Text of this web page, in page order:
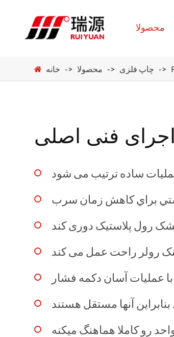
محصولا
خانه محصولا چاپ فلزی
براي کاهش زمان سرب
رو کاملا هماهنگ ميکنه